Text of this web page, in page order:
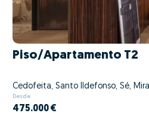
Piso/Apartamento T2
Desde
475.000 €